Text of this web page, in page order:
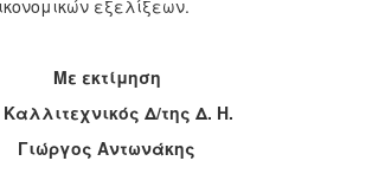
εξελίξεων.
Με εκτίμηση
Δ/της Δ. Η.
Γιώργος Αντωνάκης